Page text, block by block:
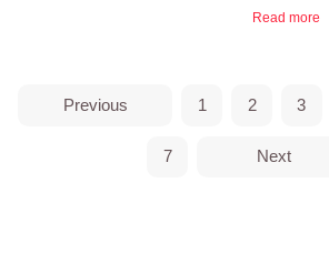
Read more
Previous 1 2 3
7 Next